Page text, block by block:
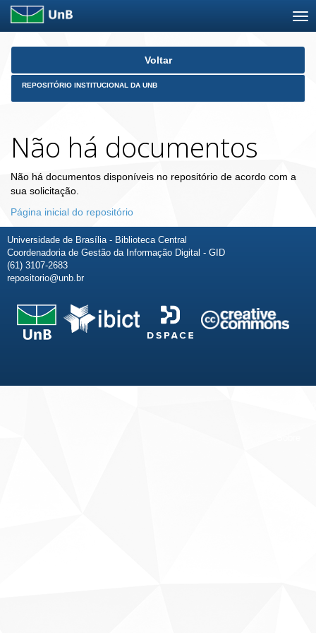
Skip
Voltar
REPOSITÓRIO INSTITUCIONAL DA UNB
Não há documentos
Não há documentos disponíveis no repositório de acordo com a
sua solicitação.
Página inicial do repositório
Universidade de Brasília - Biblioteca Central
Coordenadoria de Gestão da Informação Digital - GID
(61) 3107-2683
repositorio@unb.br